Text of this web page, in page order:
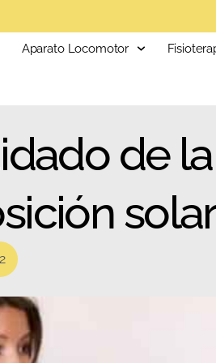
Aparato Locomotor
de
solar